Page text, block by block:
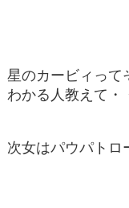
星のカービィって
わかる人教えて・
次女はパウパト